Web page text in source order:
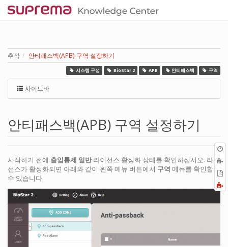
추적 안티패스백(APB) 구역 설정하기
시스템 구성 BioStar 2 APB 안티패스백 구역
사이드바
안티패스백(APB) 구역 설정하기
시작하기 전에 출입통제 일반라이선스 활성화 상태를 확인하십시오. 라이
선스가 활성화되면 아래와 같이 왼쪽 메뉴 버튼에서 구역 메뉴를 확인할
수 있습니다.